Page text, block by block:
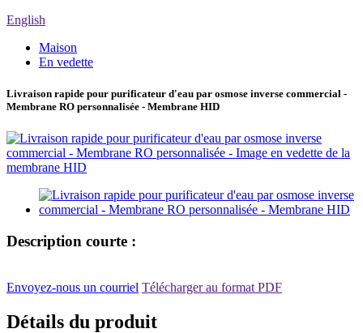
English
Maison
En vedette
Livraison rapide pour purificateur d'eau par osmose inverse commercial -
Membrane RO personnalisée - Membrane HID
Description courte :
Envoyez-nous un courriel Télécharger au format PDF
Détails du produit